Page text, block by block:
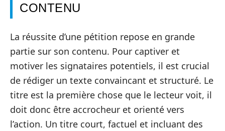
CONTENU
La réussite d’une pétition repose en grande
partie sur son contenu. Pour captiver et
motiver les signataires potentiels, il est crucial
de rédiger un texte convaincant et structuré. Le
titre est la première chose que le lecteur voit, il
doit donc être accrocheur et orienté vers
l’action. Un titre court, factuel et incluant des